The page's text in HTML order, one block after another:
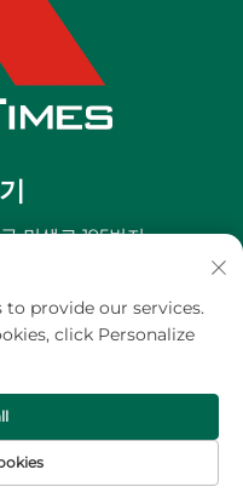
민생로 195번지
회사 -개인정보 처리방침
provide our services.
click Personalize